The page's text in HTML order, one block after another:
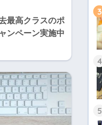
最高クラスのポ
ンペーン実施中
3
4
5